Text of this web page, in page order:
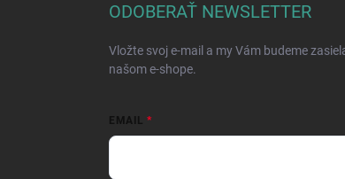
ODOBERAŤ NEWSLETTER
Vložte svoj e-mail a my Vám budeme
našom e-shope.
EMAIL